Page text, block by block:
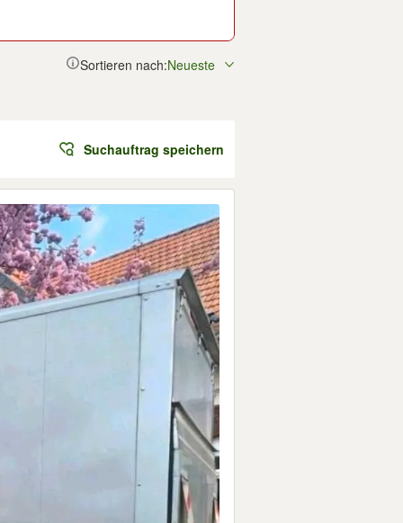
Sortieren nach:Neueste
Suchauftrag speichern